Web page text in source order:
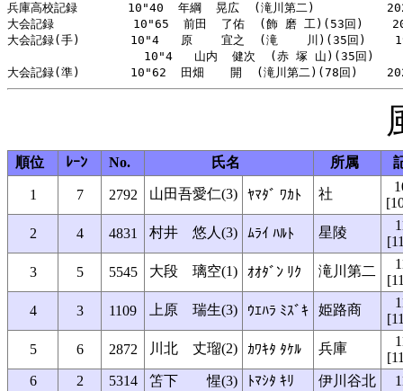
兵庫高校記録       10"40  年綱  晃広  (滝川第二)
大会記録           10"65  前田  了佑  (飾 磨 工)(53回)
大会記録(手)       10"4   原    宜之  (滝    川)(35回)
10"4   山内  健次  (赤 塚 山)(35回)
順位 ﾚｰﾝ No. 氏名 所属
1 7 2792 山田吾愛仁(3) ﾔﾏﾀﾞ ﾜｶﾄ 社
2
4 4831 村井 悠人(3) ﾑﾗｲ ﾊﾙﾄ 星陵
3
5 5545 大段 璃空(1) ｵｵﾀﾞﾝ ﾘｸ 滝川第二
4
3 1109 上原 瑞生(3) ｳｴﾊﾗ ﾐｽﾞｷ 姫路商
5
6 2872 川北 丈瑠(2) ｶﾜｷﾀ ﾀｹﾙ 兵庫
6
2 5314 笘下 惺(3) ﾄﾏｼﾀ ｷﾘ 伊川谷北